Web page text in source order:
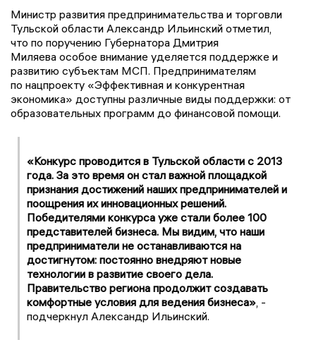
Министр развития предпринимательства и торговли
Тульской области Александр Ильинский отметил,
что по поручению Губернатора Дмитрия
Миляева особое внимание уделяется поддержке и
развитию субъектам МСП. Предпринимателям
по нацпроекту «Эффективная и конкурентная
экономика» доступны различные виды поддержки: от
образовательных программ до финансовой помощи.
«Конкурс проводится в Тульской области с 2013
года. За это время он стал важной площадкой
признания достижений наших предпринимателей и
поощрения их инновационных решений.
Победителями конкурса уже стали более 100
представителей бизнеса. Мы видим, что наши
предприниматели не останавливаются на
достигнутом: постоянно внедряют новые
технологии в развитие своего дела.
Правительство региона продолжит создавать
комфортные условия для ведения бизнеса» , -
подчеркнул Александр Ильинский.